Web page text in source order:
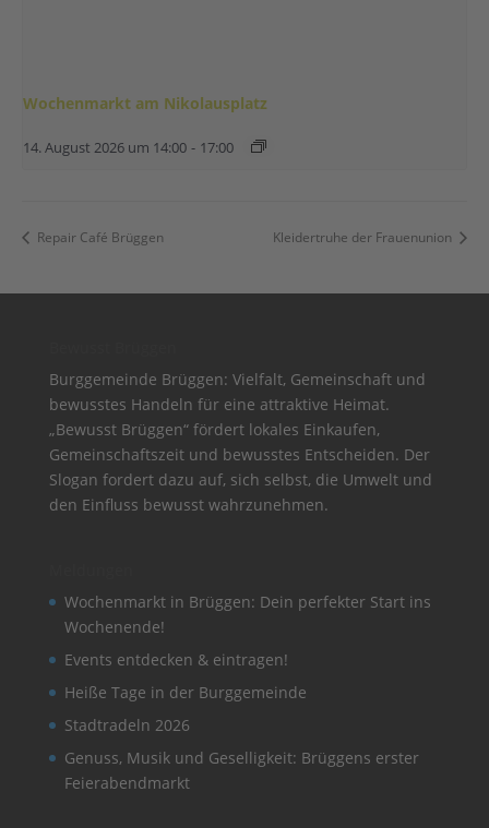
Wochenmarkt am Nikolausplatz
14. August 2026 um 14:00 - 17:00
Repair Café Brüggen Kleidertruhe der Frauenunion
Burggemeinde Brüggen: Vielfalt, Gemeinschaft und
bewusstes Handeln für eine attraktive Heimat.
„Bewusst Brüggen“ fördert lokales Einkaufen,
Gemeinschaftszeit und bewusstes Entscheiden. Der
Slogan fordert dazu auf, sich selbst, die Umwelt und
den Einfluss bewusst wahrzunehmen.
Wochenmarkt in Brüggen: Dein perfekter Start ins
Wochenende!
Events entdecken & eintragen!
Heiße Tage in der Burggemeinde
Stadtradeln 2026
Genuss, Musik und Geselligkeit: Brüggens erster
Feierabendmarkt